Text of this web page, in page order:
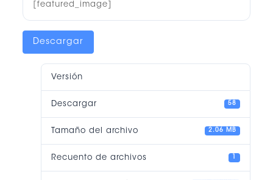
[featured_image]
Descargar
Versión
Descargar 58
Tamaño del archivo 2.06 MB
Recuento de archivos 1